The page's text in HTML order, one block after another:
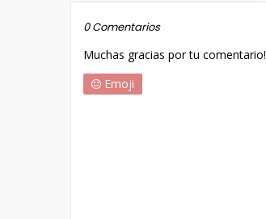
0 Comentarios
Muchas gracias por tu comentario!
Emoji